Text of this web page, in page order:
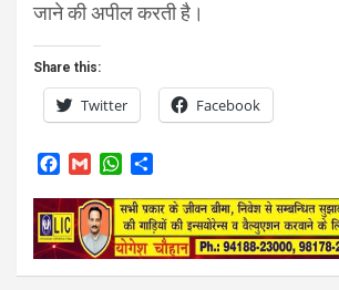
जाने की अपील करती है।
Share this:
Twitter Facebook
c
e
b
o
a
i
l
W
a
t
s
A
a
r
e